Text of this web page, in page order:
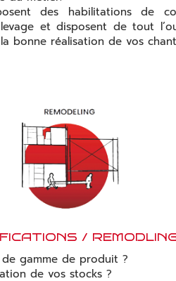
des habilitations de
et disposent de tout
bonne réalisation de vos
/
gamme de produit ?
de vos stocks ?